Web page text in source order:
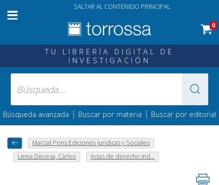
SALTAR AL CONTENIDO PRINCIPAL
0
TU LIBRERÍA DIGITAL DE
INVESTIGACIÓN
Búsqueda avanzada | Buscar por materia | Buscar por editorial
Marcial Pons Ediciones Jurídicas y Sociales
Lema Devesa, Carlos
Actas de derecho ind...